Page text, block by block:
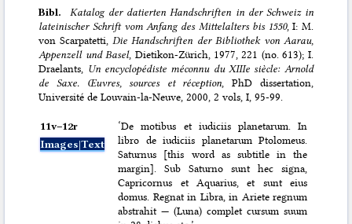
Bibl. Katalog der datierten Handschriften in der Schweiz in
lateinischer Schrift vom Anfang des Mittelalters bis 1550, I: M.
von Scarpatetti, Die Handschriften der Bibliothek von Aarau,
Appenzell und Basel, Dietikon-Zürich, 1977, 221 (no. 613); I.
Draelants, Un encyclopédiste méconnu du XIIIe siècle: Arnold
de Saxe. Œuvres, sources et réception , PhD dissertation,
Université de Louvain-la-Neuve, 2000, 2 vols, I, 95-99.
11v–⁠12r
Images|Text
‘De motibus et iudiciis planetarum. In
libro de iudiciis planetarum Ptolomeus.
Saturnus [this word as subtitle in the
margin]. Sub Saturno sunt hec signa,
Capricornus et Aquarius, et sunt eius
domus. Regnat in Libra, in Ariete regnum
abstrahit — (Luna) complet cursum suum